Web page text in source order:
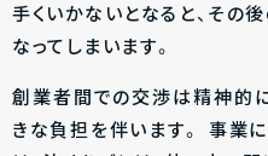
手くいかないとなると、その
なってしまいます。
創業者間での交渉は精神的
きな負担を伴います。 事業